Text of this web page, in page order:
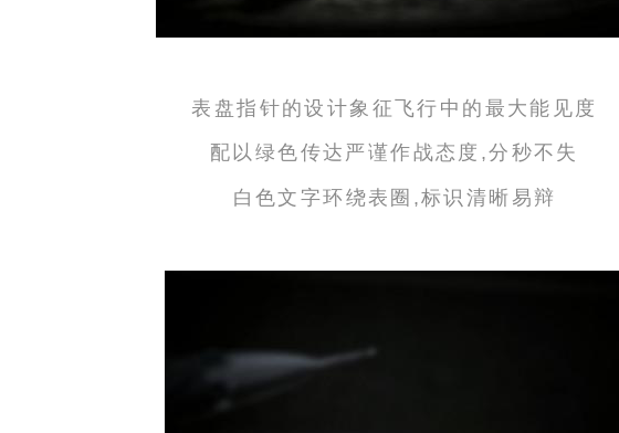
表盘指针的设计象征飞行中的最大能见度
配以绿色传达严谨作战态度,分秒不失
白色文字环绕表圈,标识清晰易辩